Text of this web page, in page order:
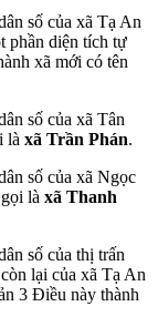
số của xã Tạ An
phần diện tích tự
xã mới có tên
số của xã Tân
là xã Trần Phán.
số của xã Ngọc
là xã Thanh
số của thị trấn
lại của xã Tạ An
3 Điều này thành